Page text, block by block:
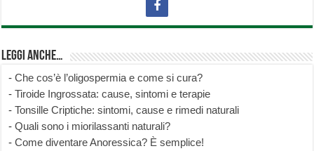
Leggi anche…
-Che cos’è l’oligospermia e come si cura?
-Tiroide Ingrossata: cause, sintomi e terapie
-Tonsille Criptiche: sintomi, cause e rimedi naturali
-Quali sono i miorilassanti naturali?
-Come diventare Anoressica? È semplice!